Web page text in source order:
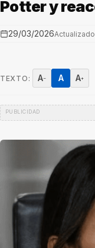
Potter y
29/03/2026
TEXTO: A− A A+